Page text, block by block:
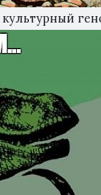
культурный